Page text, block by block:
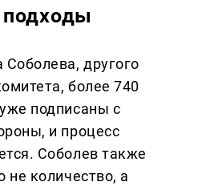
подходы
другого
более 740
подписаны с
и процесс
Соболев также
не количество, а